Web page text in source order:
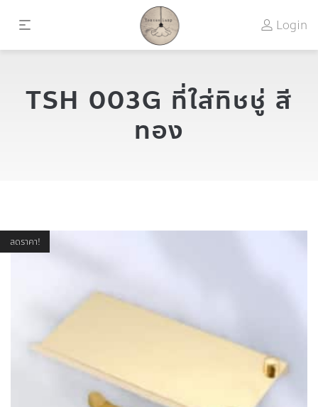
Login
TSH 003G ที่ใส่ทิชชู่ สี
ทอง
ลดราคา!